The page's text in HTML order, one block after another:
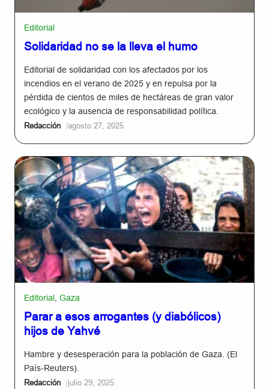
Editorial
Solidaridad no se la lleva el humo
Editorial de solidaridad con los afectados por los
incendios en el verano de 2025 y en repulsa por la
pérdida de cientos de miles de hectáreas de gran valor
ecológico y la ausencia de responsabilidad política.
Redacción /agosto 27, 2025
Editorial Gaza
Parar a esos arrogantes (y diabólicos)
hijos de Yahvé
Hambre y desesperación para la población de Gaza. (El
País-Reuters).
Redacción /julio 29, 2025